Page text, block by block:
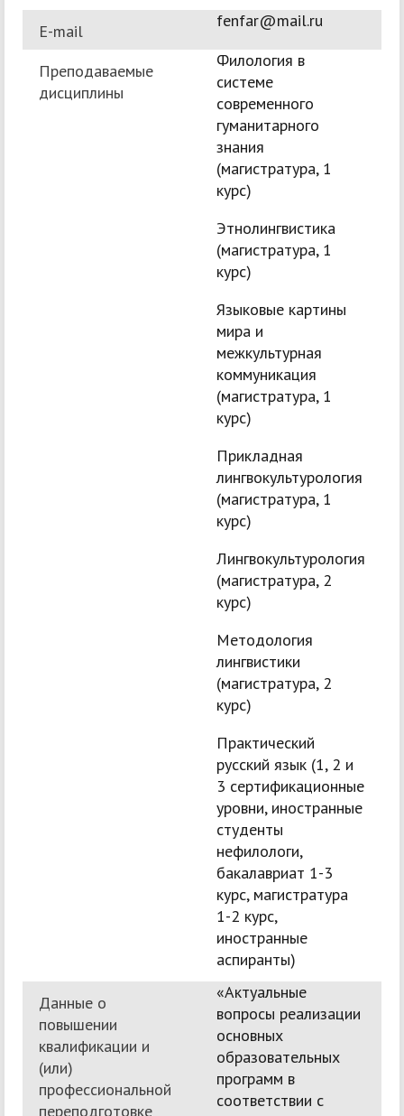
E-mail
fenfar@mail.ru
Преподаваемые
дисциплины
Филология в
системе
современного
гуманитарного
знания
(магистратура, 1
курс)
Этнолингвистика
(магистратура, 1
курс)
Языковые картины
мира и
межкультурная
коммуникация
(магистратура, 1
курс)
Прикладная
лингвокультурология
(магистратура, 1
курс)
Лингвокультурология
(магистратура, 2
курс)
Методология
лингвистики
(магистратура, 2
курс)
Практический
русский язык (1, 2 и
3 сертификационные
уровни, иностранные
студенты
нефилологи,
бакалавриат 1-3
курс, магистратура
1-2 курс,
иностранные
аспиранты)
Данные о
повышении
квалификации и
(или)
профессиональной
переподготовке
«Актуальные
вопросы реализации
основных
образовательных
программ в
соответствии с